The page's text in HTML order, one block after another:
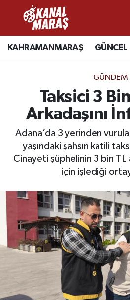
KAHRAMANMARAŞ GÜNCEL
GÜNDEM
Taksici 3
Arkadaşını
Adana’da 3 yerinden
yaşındaki şahsın katili
Cinayeti şüphelinin 3 bin TL
için işlediği
CANLI YAYIN
KAHRAMANMARAŞ
SPOR
SİYASET
EKONOMİ
MAGAZİN
SAĞLIK
EĞİTİM
BÖLGE
Kahramanmaraş Nöbetçi
Kahramanmaraş Hava
Kahramanmaraş Namaz
Kahramanmaraş Trafik
Süper Lig Puan Durumu
Tüm Manşetler
Haber Arşivi